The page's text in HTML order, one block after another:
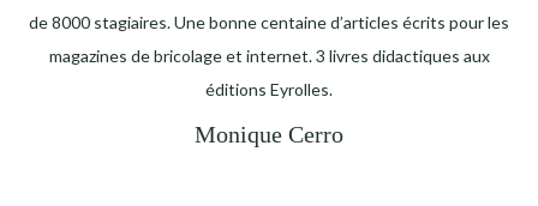
de 8000 stagiaires. Une bonne centaine d’articles écrits pour les
magazines de bricolage et internet. 3 livres didactiques aux
éditions Eyrolles.
Monique Cerro